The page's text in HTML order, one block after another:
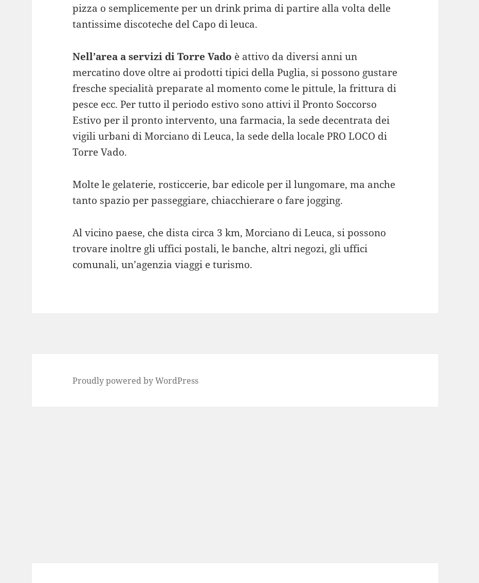
pizza o semplicemente per un drink prima di partire alla volta delle
tantissime discoteche del Capo di leuca.
Nell’area a servizi di Torre Vado è attivo da diversi anni un
mercatino dove oltre ai prodotti tipici della Puglia, si possono gustare
fresche specialità preparate al momento come le pittule, la frittura di
pesce ecc. Per tutto il periodo estivo sono attivi il Pronto Soccorso
Estivo per il pronto intervento, una farmacia, la sede decentrata dei
vigili urbani di Morciano di Leuca, la sede della locale PRO LOCO di
Torre Vado.
Molte le gelaterie, rosticcerie, bar edicole per il lungomare, ma anche
tanto spazio per passeggiare, chiacchierare o fare jogging.
Al vicino paese, che dista circa 3 km, Morciano di Leuca, si possono
trovare inoltre gli uffici postali, le banche, altri negozi, gli uffici
comunali, un’agenzia viaggi e turismo.
Proudly powered by WordPress